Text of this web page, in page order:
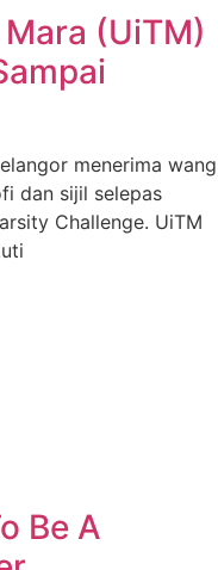
(UiTM)
menerima wang
dan sijil selepas
Challenge. UiTM
Be A